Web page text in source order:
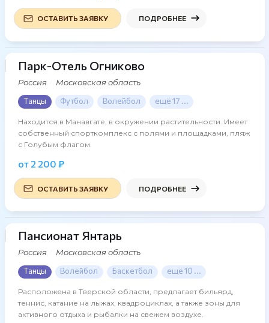
ОСТАВИТЬ ЗАЯВКУ ПОДРОБНЕЕ
Парк-Отель Огниково
Россия
Московская область
Танцы
Футбол Волейбол ещё 17 ...
Находится в Манавгате, в окружении растительности. Имеет
собственный спорткомплекс с полями и площадками, пляж
с Голубым флагом.
ОСТАВИТЬ ЗАЯВКУ ПОДРОБНЕЕ
от 2 200 ₽
29 фото
Пансионат Янтарь
Россия
Московская область
Танцы
Волейбол Баскетбол ещё 10 ...
Расположена в Тверской области, предлагает бильярд,
теннис, катание на лыжах, квадроциклах, а также зоны для
активного отдыха и рыбалки на свежем воздухе.
35 фото